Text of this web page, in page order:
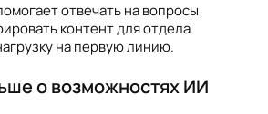
отвечать на вопросы
контент для отдела
на первую линию.
о возможностях ИИ